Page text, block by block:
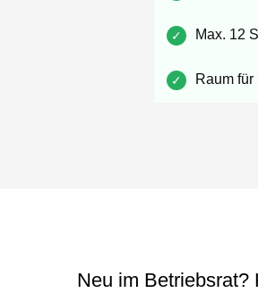
✓ Max. 12
✓ Raum
Neu im Betriebsrat?